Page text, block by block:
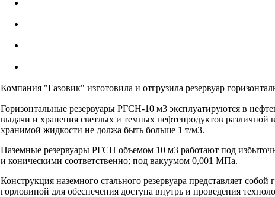
Компания "Газовик" изготовила и отгрузила резервуар
Горизонтальные резервуары РГСН-10 м3 эксплуатируются в
выдачи и хранения светлых и темных нефтепродуктов различной
хранимой жидкости не должа быть больше 1 т/м3.
Наземные резервуары РГСН объемом 10 м3 работают под
и коническими соответственно; под вакуумом 0,001 МПа.
Конструкция наземного стального резервуара представляет
горловиной для обеспечения доступа внутрь и проведения